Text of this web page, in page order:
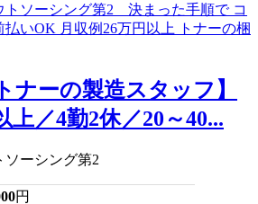
ナーの製造スタッフ】
上／4勤2休／20～40...
ーシング第2
円